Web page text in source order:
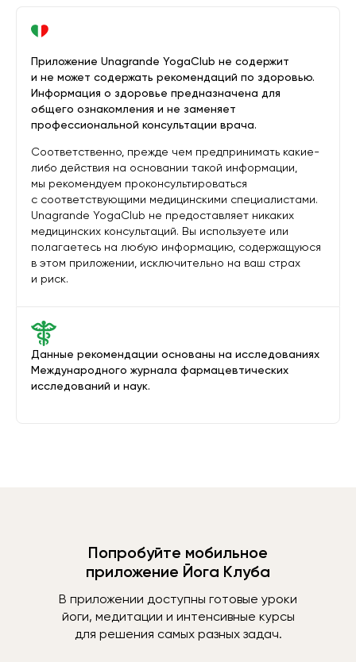
Данные рекомендации основаны на исследованиях
Международного журнала фармацевтических
исследований и наук.
Приложение Unagrande YogaClub не содержит
и не может содержать рекомендаций по здоровью.
Информация о здоровье предназначена для
общего ознакомления и не заменяет
профессиональной консультации врача.
Соответственно, прежде чем предпринимать какие-
либо действия на основании такой информации,
мы рекомендуем проконсультироваться
с соответствующими медицинскими специалистами.
Unagrande YogaClub не предоставляет никаких
медицинских консультаций. Вы используете или
полагаетесь на любую информацию, содержащуюся
в этом приложении, исключительно на ваш страх
и риск.
Попробуйте мобильное
приложение Йога Клуба
В приложении доступны готовые уроки
йоги, медитации и интенсивные курсы
для решения самых разных задач.